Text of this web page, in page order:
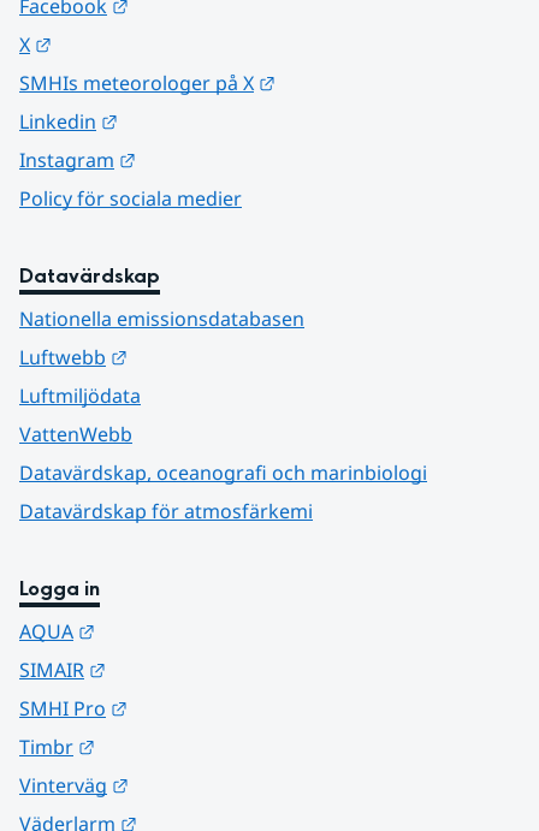
Facebook
X
SMHIs meteorologer på X
Linkedin
Instagram
Policy för sociala medier
Datavärdskap
Nationella emissionsdatabasen
Luftwebb
Luftmiljödata
VattenWebb
Datavärdskap, oceanografi och marinbiologi
Datavärdskap för atmosfärkemi
Logga in
AQUA
SIMAIR
SMHI Pro
Timbr
Vinterväg
Väderlarm